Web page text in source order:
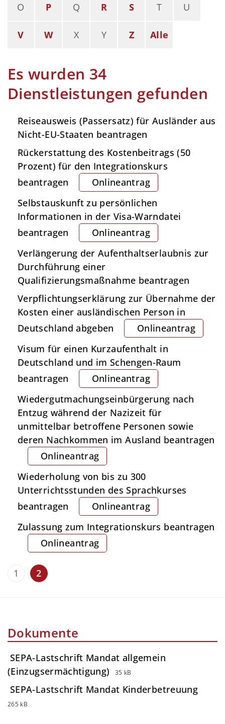
O P Q R S T U
V W X Y Z Alle
Es wurden 34
Dienstleistungen gefunden
Reiseausweis (Passersatz) für Ausländer aus
Nicht-EU-Staaten beantragen
Rückerstattung des Kostenbeitrags (50
Prozent) für den Integrationskurs
beantragen
Onlineantrag
Selbstauskunft zu persönlichen
Informationen in der Visa-Warndatei
beantragen
Onlineantrag
Verlängerung der Aufenthaltserlaubnis zur
Durchführung einer
Qualifizierungsmaßnahme beantragen
Verpflichtungserklärung zur Übernahme der
Kosten einer ausländischen Person in
Deutschland abgeben
Onlineantrag
Visum für einen Kurzaufenthalt in
Deutschland und im Schengen-Raum
beantragen
Onlineantrag
Wiedergutmachungseinbürgerung nach
Entzug während der Nazizeit für
unmittelbar betroffene Personen sowie
deren Nachkommen im Ausland beantragen
Onlineantrag
Wiederholung von bis zu 300
Unterrichtsstunden des Sprachkurses
beantragen
Onlineantrag
Zulassung zum Integrationskurs beantragen
Onlineantrag
1 2
Dokumente
SEPA-Lastschrift Mandat allgemein
(Einzugsermächtigung)
35 kB
SEPA-Lastschrift Mandat Kinderbetreuung
265 kB